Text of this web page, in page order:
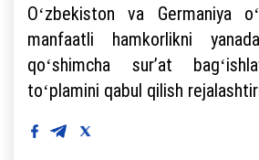
Oʻzbekiston va Germaniya
manfaatli hamkorlikni
qoʻshimcha surʼat
toʻplamini qabul qilish